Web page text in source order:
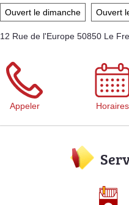
Ouvert le dimanche Ouvert
12 Rue de l'Europe 50850 Le
Appeler Horaires